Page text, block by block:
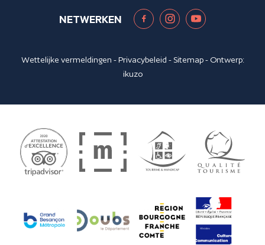
NETWERKEN
Wettelijke vermeldingen -Privacybeleid - Sitemap- Ontwerp:
ikuzo